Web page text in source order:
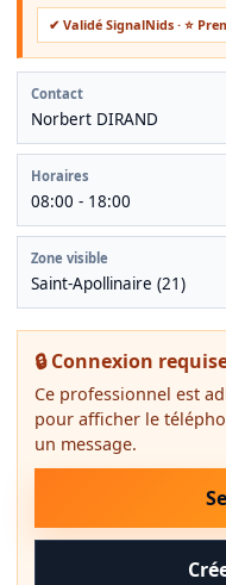
✔ Validé SignalNids · ⭐
Contact
Norbert DIRAND
Horaires
08:00 - 18:00
Zone visible
Saint-Apollinaire (21)
🔒 Connexion
Ce professionnel est
pour afficher le
un message.